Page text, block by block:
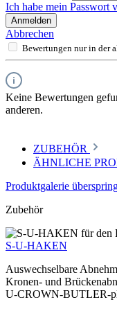
Ich habe mein Passwort
Anmelden
Abbrechen
Bewertungen nur in der
Keine Bewertungen
anderen.
ZUBEHÖR
ÄHNLICHE
Produktgalerie
Zubehör
S-U-HAKEN
Auswechselbare
Kronen- und
U-CROWN-BUTLER-